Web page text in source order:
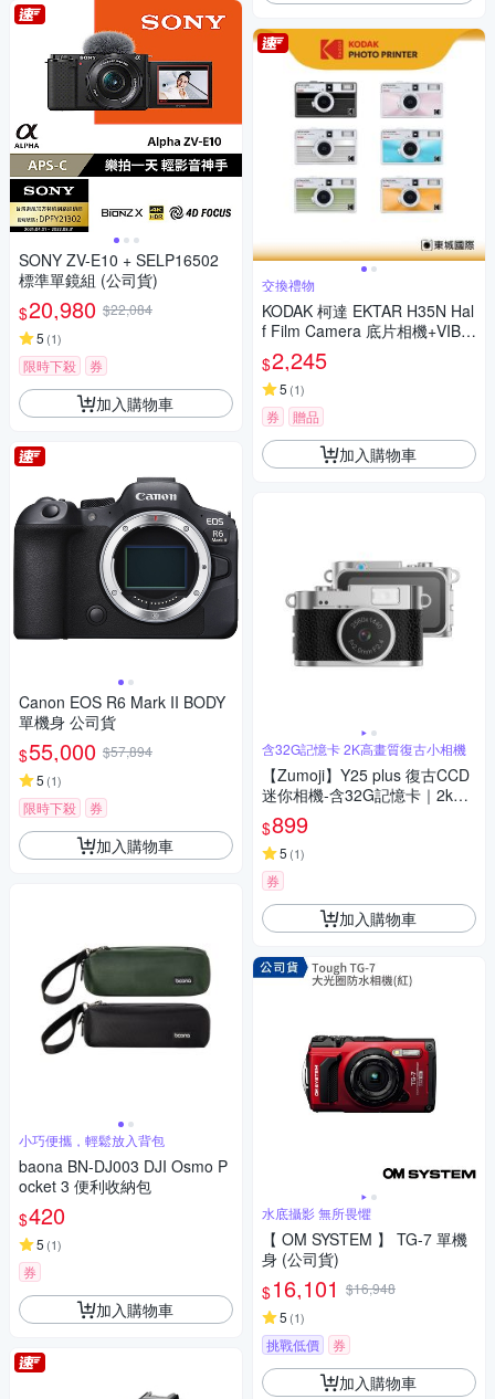
SONY ZV-E10 + SELP16502
標準單鏡組 (公司貨)
$20,980 $22,084
5 (1)
限時下殺 券
加入購物車
Canon EOS R6 Mark II BODY
單機身 公司貨
$55,000 $57,894
5 (1)
限時下殺 券
加入購物車
小巧便攜，輕鬆放入背包
baona BN-DJ003 DJI Osmo P
ocket 3 便利收納包
$420
5 (1)
券
加入購物車
交換禮物
KODAK 柯達 EKTAR H35N Hal
f Film Camera 底片相機+VIBE
400底片組
$2,245
5 (1)
券 贈品
加入購物車
含32G記憶卡 2K高畫質復古小相機
【Zumoji】Y25 plus 復古CCD
迷你相機-含32G記憶卡｜2k畫
質 大螢幕 網紅推薦款 穿搭配件
聖誕禮物
$899
5 (1)
券
加入購物車
水底攝影 無所畏懼
【 OM SYSTEM 】 TG-7 單機
身 (公司貨)
$16,101 $16,948
5 (1)
挑戰低價 券
加入購物車